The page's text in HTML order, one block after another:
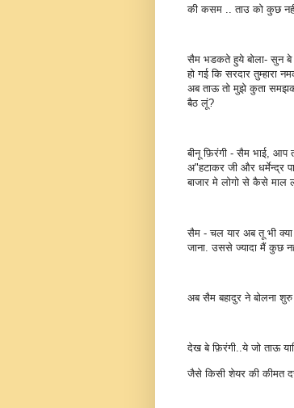
की कसम .. ताउ को कुछ नही
सैम भडकते हुये बोला- सुन बे
हो गई कि सरदार तुम्हारा
अब ताऊ तो मुझे कुता
बैठ लूं?
बीनू फ़िरंगी - सैम भाई,
अ"हटाकर जी और धर्मेन्द्र
बाजार मे लोगो से कैसे माल
सैम - चल यार अब तू भी
जाना. उससे ज्यादा मैं कुछ
अब सैम बहादुर ने बोलना शुरु
देख बे फ़िरंगी..ये जो ताऊ
जैसे किसी शेयर की कीमत